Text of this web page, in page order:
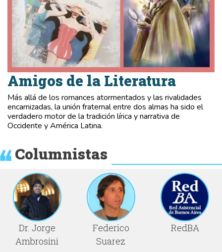
Amigos de la Literatura
Más allá de los romances atormentados y las rivalidades
encarnizadas, la unión fraternal entre dos almas ha sido el
verdadero motor de la tradición lírica y narrativa de
Occidente y América Latina.
Columnistas
Dr. Jorge
Ambrosini
Federico
Suarez
RedBA